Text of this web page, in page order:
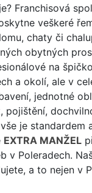
Franchisová
veškeré
chaty či
obytných
na
a okolí, ale v
jednotné
pojištění,
je standardem
EXTRA MANŽEL
v Poleradech.
a to nejen v